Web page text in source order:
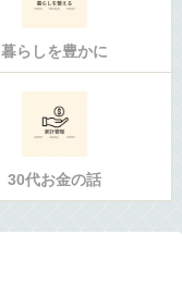
暮らしを豊かに
30代お金の話